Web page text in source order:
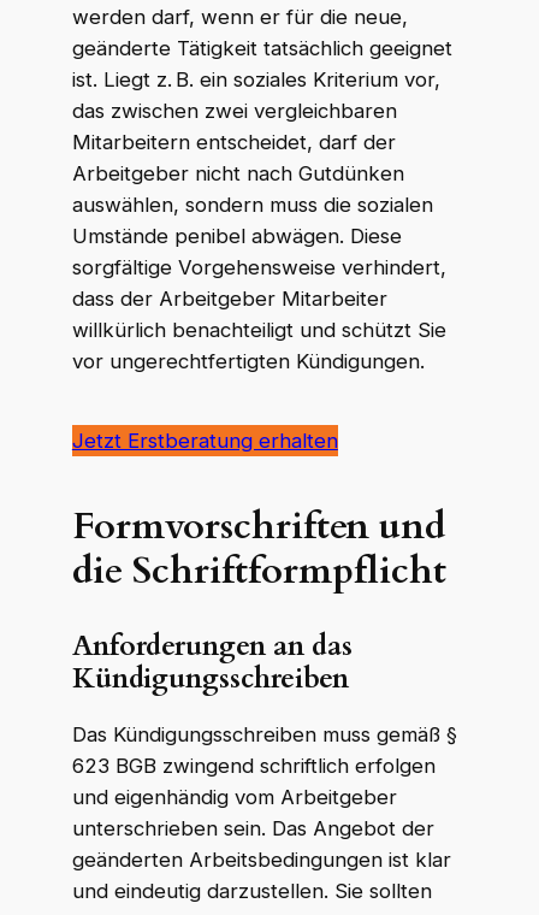
werden darf, wenn er für die neue,
geänderte Tätigkeit tatsächlich geeignet
ist. Liegt z. B. ein soziales Kriterium vor,
das zwischen zwei vergleichbaren
Mitarbeitern entscheidet, darf der
Arbeitgeber nicht nach Gutdünken
auswählen, sondern muss die sozialen
Umstände penibel abwägen. Diese
sorgfältige Vorgehensweise verhindert,
dass der Arbeitgeber Mitarbeiter
willkürlich benachteiligt und schützt Sie
vor ungerechtfertigten Kündigungen.
Jetzt Erstberatung erhalten
Formvorschriften und
die Schriftformpflicht
Anforderungen an das
Kündigungsschreiben
Das Kündigungsschreiben muss gemäß §
623 BGB zwingend schriftlich erfolgen
und eigenhändig vom Arbeitgeber
unterschrieben sein. Das Angebot der
geänderten Arbeitsbedingungen ist klar
und eindeutig darzustellen. Sie sollten